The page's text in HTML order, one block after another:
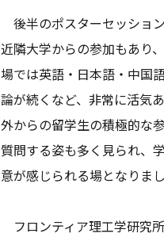
後半のポスターセッショ
近隣大学からの参加もあり
場では英語・日本語・中国
論が続くなど、非常に活気
外からの留学生の積極的な
質問する姿も多く見られ、
意が感じられる場となりまし
フロンティア理工学研究